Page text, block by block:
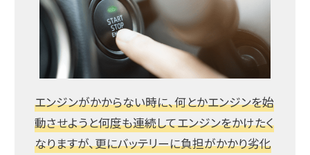
エンジンがかからない時に、何とかエンジンを始
動させようと何度も連続してエンジンをかけたく
なりますが、更にバッテリーに負担がかかり劣化